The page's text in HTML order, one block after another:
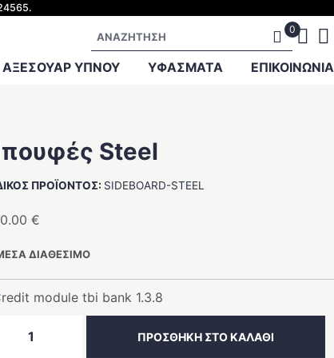
Αναζήτηση
ΥΠΝΟΥ ΥΦΑΣΜΑΤΑ ΕΠΙΚΟΙΝΩΝΊΑ
Steel
ΠΡΟΪΌΝΤΟΣ: SIDEBOARD-STEEL
€
ΔΙΑΘΈΣΙΜΟ
ΠΡΟΣΘΉΚΗ ΣΤΟ ΚΑΛΆΘΙ